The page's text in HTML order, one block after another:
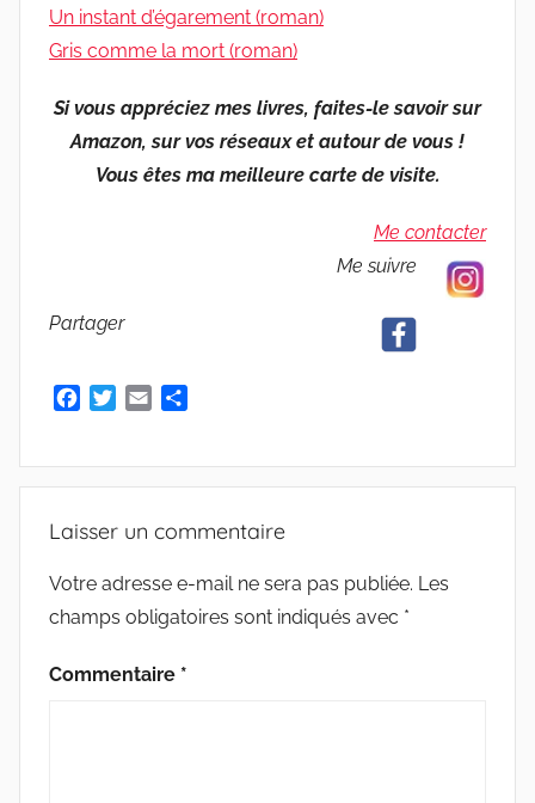
Un instant d’égarement (roman)
Gris comme la mort (roman)
Si vous appréciez mes livres, faites-le savoir sur
Amazon, sur vos réseaux et autour de vous !
Vous êtes ma meilleure carte de visite.
Me contacter
Me suivre
Partager
o
k
e
g
r
Laisser un commentaire
Votre adresse e-mail ne sera pas publiée. Les
champs obligatoires sont indiqués avec *
Commentaire *